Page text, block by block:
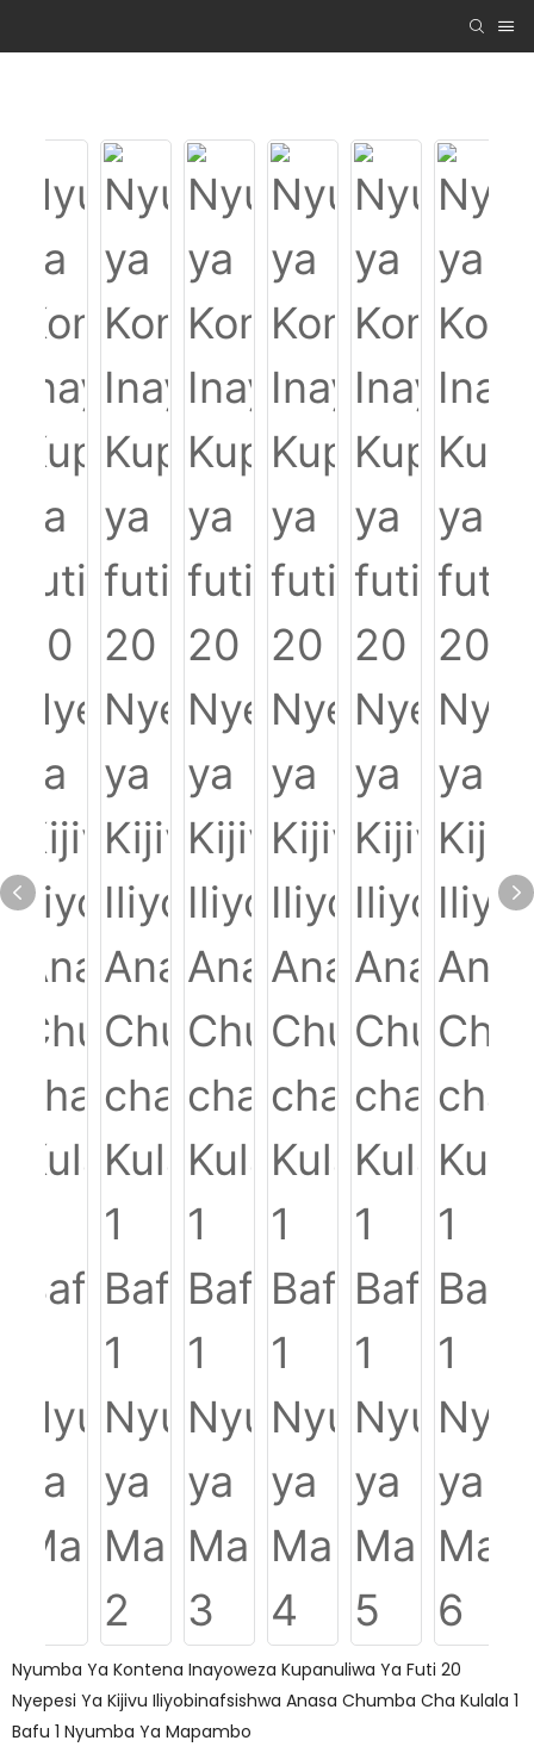
Nyumba Ya Kontena Inayoweza Kupanuliwa Ya Futi 20
Nyepesi Ya Kijivu Iliyobinafsishwa Anasa Chumba Cha Kulala 1
Bafu 1 Nyumba Ya Mapambo